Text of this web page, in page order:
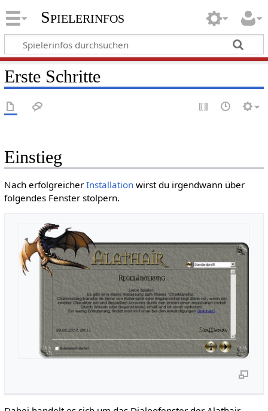
Spielerinfos
Erste Schritte
Einstieg
Nach erfolgreicher Installationwirst du irgendwann über
folgendes Fenster stolpern.